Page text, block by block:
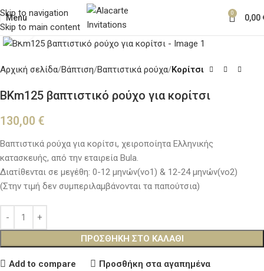
Skip to navigation
Skip to main content
Menu 0 0,00
Κλικ για μεγέθυνση
Αρχική σελίδα Βάπτιση Βαπτιστικά ρούχα Κορίτσι
BKm125 βαπτιστικό ρούχο για κορίτσι
130,00 €
Βαπτιστικά ρούχα για κορίτσι, χειροποίητα Ελληνικής
κατασκευής, από την εταιρεία Bula.
Διατίθενται σε μεγέθη: 0-12 μηνών(νο1) & 12-24 μηνών(νο2)
(Στην τιμή δεν συμπεριλαμβάνονται τα παπούτσια)
ΠΡΟΣΘΉΚΗ ΣΤΟ ΚΑΛΆΘΙ
Add to compare Προσθήκη στα αγαπημένα